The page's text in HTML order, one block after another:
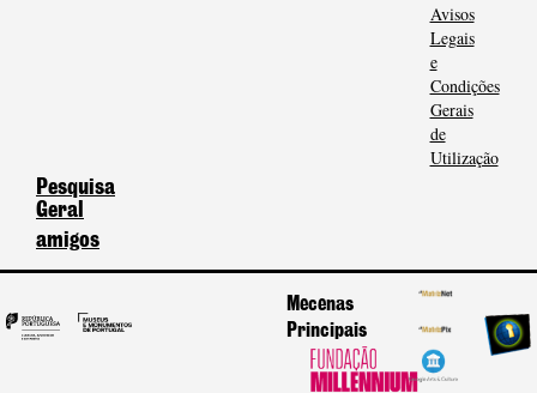
Avisos
Legais
e
Condições
Gerais
de
Utilização
Pesquisa
Geral
amigos
Mecenas
Principais